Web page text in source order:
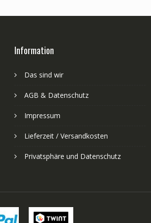
Information
Das sind wir
AGB & Datenschutz
Impressum
Lieferzeit / Versandkosten
Privatsphäre und Datenschutz